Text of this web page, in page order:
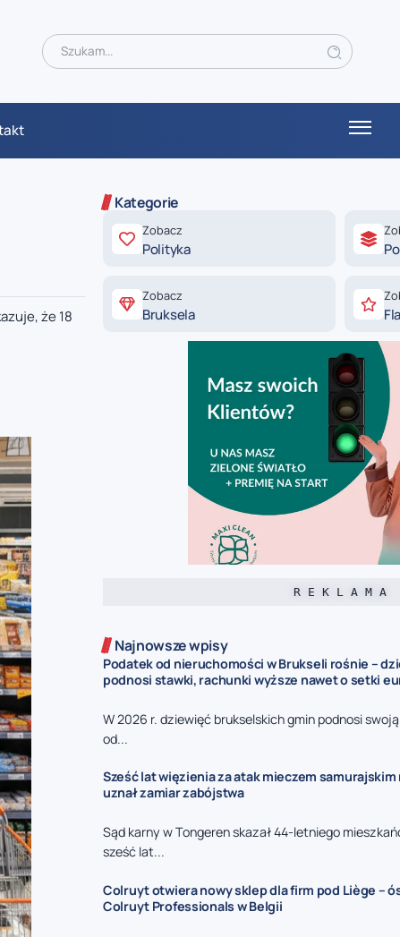
że 18
Kategorie
Zobacz
Polityka
Zobacz
Bruksela
R E K L A M A
Najnowsze wpisy
Podatek od nieruchomości w Brukseli rośnie –
podnosi stawki, rachunki wyższe nawet o setki
W 2026 r. dziewięć brukselskich gmin podnosi
od...
Sześć lat więzienia za atak mieczem samurajskim
uznał zamiar zabójstwa
Sąd karny w Tongeren skazał 44-letniego
sześć lat...
Colruyt otwiera nowy sklep dla firm pod Liège –
Colruyt Professionals w Belgii